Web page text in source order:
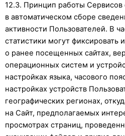
12.3. Принцип работы Сервисов
в автоматическом сборе
активности Пользователей. В
статистики могут фиксировать
о ранее посещенных сайтах,
операционных систем и
настройках языка, часового
настройках устройств
географических регионах,
на Сайт, предполагаемых
просмотрах страниц,